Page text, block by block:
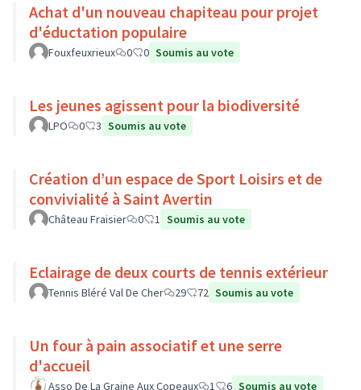
Achat d'un nouveau chapiteau pour projet
d'éductation populaire
Fouxfeuxrieux 0 0 Soumis au vote
Les jeunes agissent pour la biodiversité
LPO 0 3 Soumis au vote
Création d’un espace de Sport Loisirs et de
convivialité à Saint Avertin
Château Fraisier 0 1 Soumis au vote
Eclairage de deux courts de tennis extérieur
Tennis Bléré Val De Cher 29 72 Soumis au vote
Un four à pain associatif et une serre
d'accueil
Asso De La Graine Aux Copeaux 1 6 Soumis au vote